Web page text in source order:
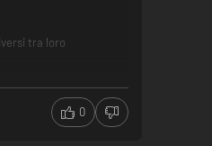
tra loro
0